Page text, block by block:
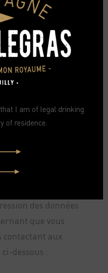
à votre
ou
demande
dans un
saurait dépasser 1
Européen Général
2016/679
des données
que vous
contactant aux
dessous :
I am of legal drinking
of residence.